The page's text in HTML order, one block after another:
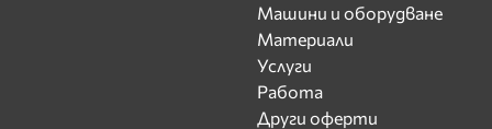
Машини и оборудване
Материали
Услуги
Работа
Други оферти